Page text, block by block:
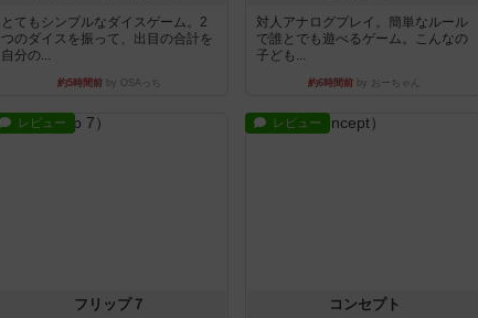
とてもシンプルなダイスゲーム。2
つのダイスを振って、出目の合計を
自分の...
約5時間前 by OSAっち
対人アナログプレイ。簡単なルール
で誰とでも遊べるゲーム。こんなの
子ども...
約6時間前 by おーちゃん
レビュー
フリップ７
レビュー
コンセプト